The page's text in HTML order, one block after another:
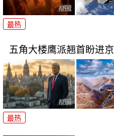
最热
五角大楼鹰派翘首盼进
最热